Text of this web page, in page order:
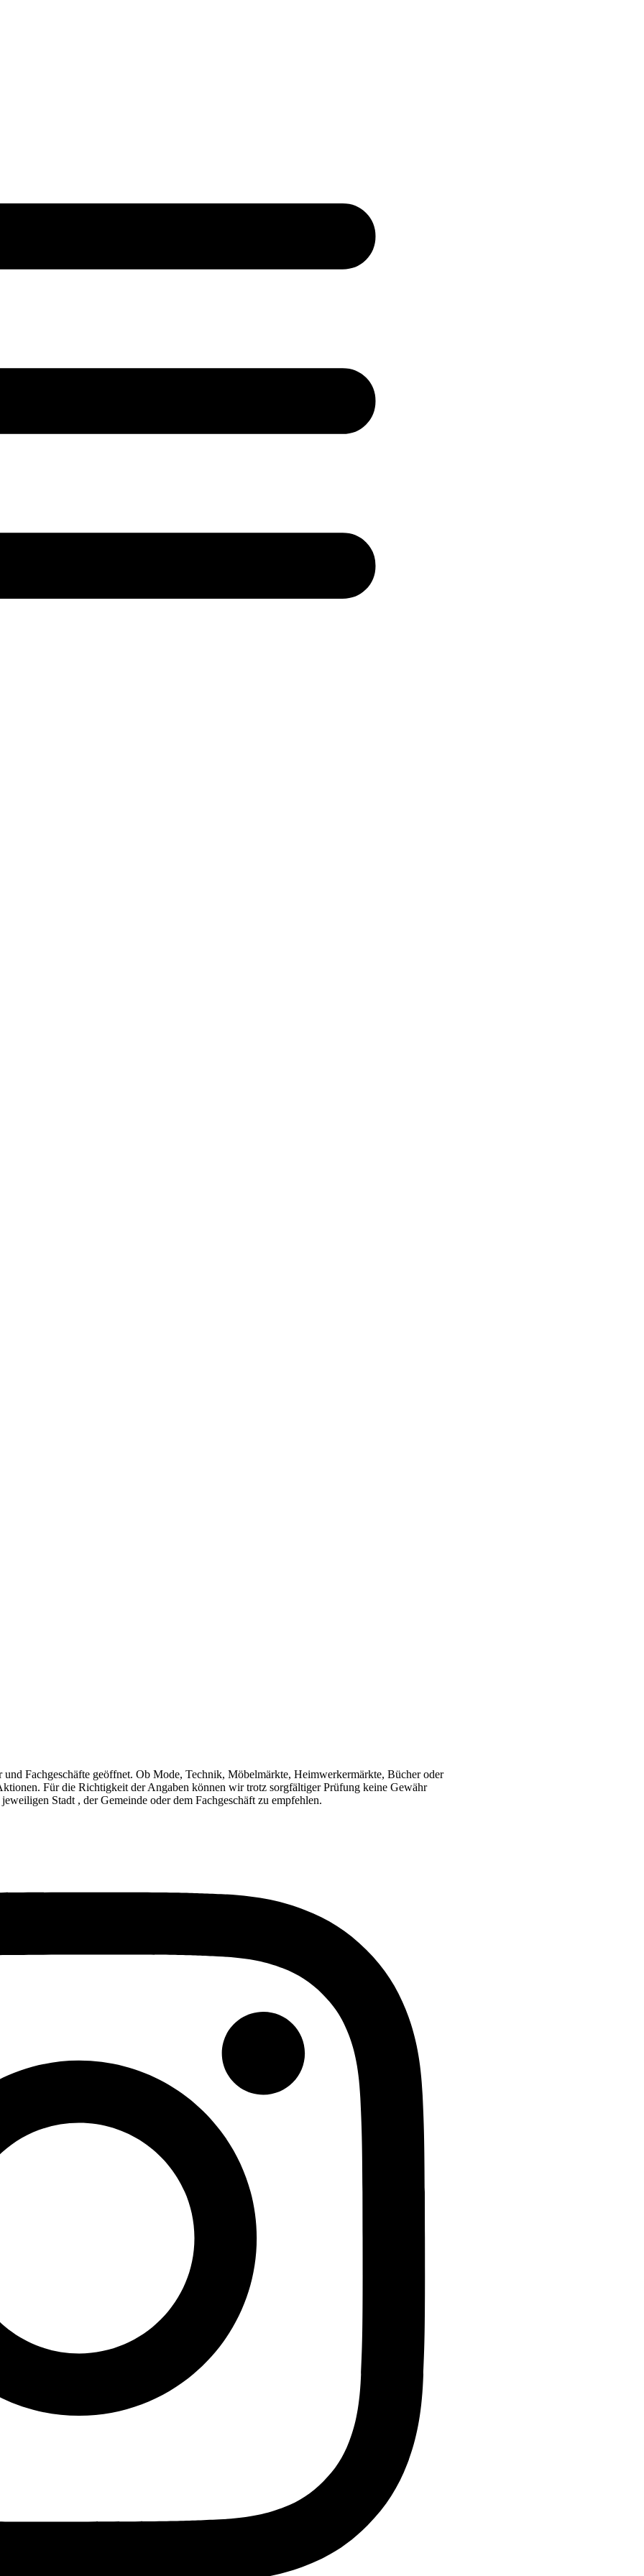
Fachgeschäfte geöffnet. Ob Mode, Technik, Möbelmärkte, Heimwerkermärkte, Bücher oder
Für die Richtigkeit der Angaben können wir trotz sorgfältiger Prüfung keine Gewähr
Stadt , der Gemeinde oder dem Fachgeschäft zu empfehlen.